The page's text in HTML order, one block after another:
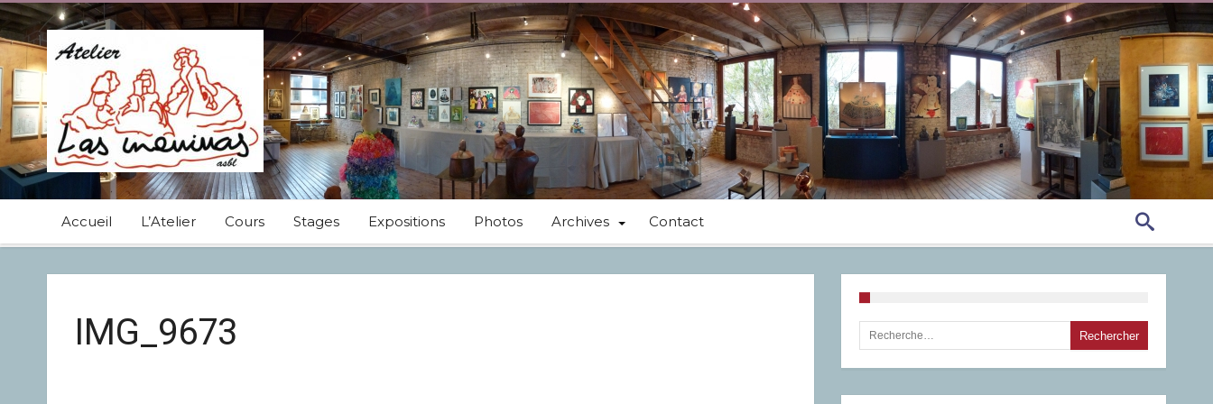
Accueil L’Atelier Cours Stages Expositions Photos Archives Contact
IMG_9673 Rechercher :